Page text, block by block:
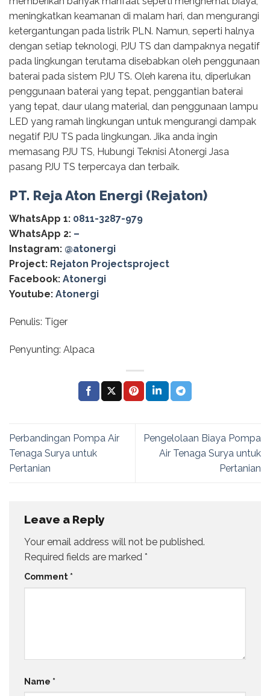
meningkatkan keamanan di malam hari, dan mengurangi
ketergantungan pada listrik PLN. Namun, seperti halnya
dengan setiap teknologi, PJU TS dan dampaknya negatif
pada lingkungan terutama disebabkan oleh penggunaan
baterai pada sistem PJU TS. Oleh karena itu, diperlukan
penggunaan baterai yang tepat, penggantian baterai
yang tepat, daur ulang material, dan penggunaan lampu
LED yang ramah lingkungan untuk mengurangi dampak
negatif PJU TS pada lingkungan. Jika anda ingin
memasang PJU TS, Hubungi Teknisi Atonergi Jasa
pasang PJU TS terpercaya dan terbaik.
PT. Reja Aton Energi (Rejaton)
WhatsApp 1: 0811-3287-979
WhatsApp 2: –
Instagram: @‌atonergi
Project: Rejaton Projectsproject
Facebook: Atonergi
Youtube: Atonergi
Penulis: Tiger
Penyunting: Alpaca
Perbandingan Pompa Air
Tenaga Surya untuk
Pertanian
Pengelolaan Biaya Pompa
Air Tenaga Surya untuk
Pertanian
Leave a Reply
Your email address will not be published.
Required fields are marked *
Comment *
Name *